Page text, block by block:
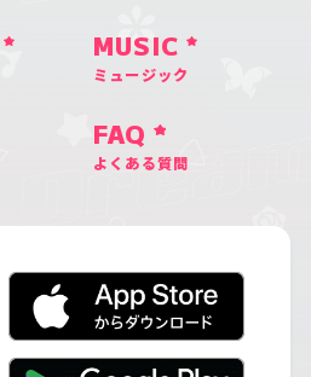
MUSIC
ミュージック
FAQ
よくある質問